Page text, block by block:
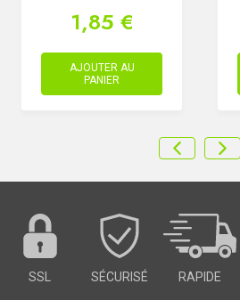
1,85 €
AJOUTER AU
PANIER
SSL SÉCURISÉ RAPIDE